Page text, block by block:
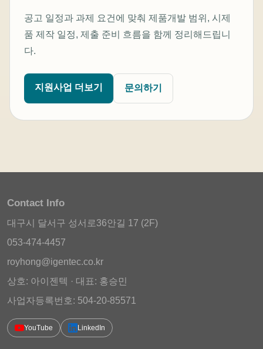
공고 일정과 과제 요건에 맞춰 제품개발 범위, 시제
품 제작 일정, 제출 준비 흐름을 함께 정리해드립니
다.
지원사업 더보기 문의하기
Contact Info
대구시 달서구 성서로36안길 17 (2F)
053-474-4457
royhong@igentec.co.kr
상호: 아이젠텍 · 대표: 홍승민
사업자등록번호: 504-20-85571
YouTube LinkedIn